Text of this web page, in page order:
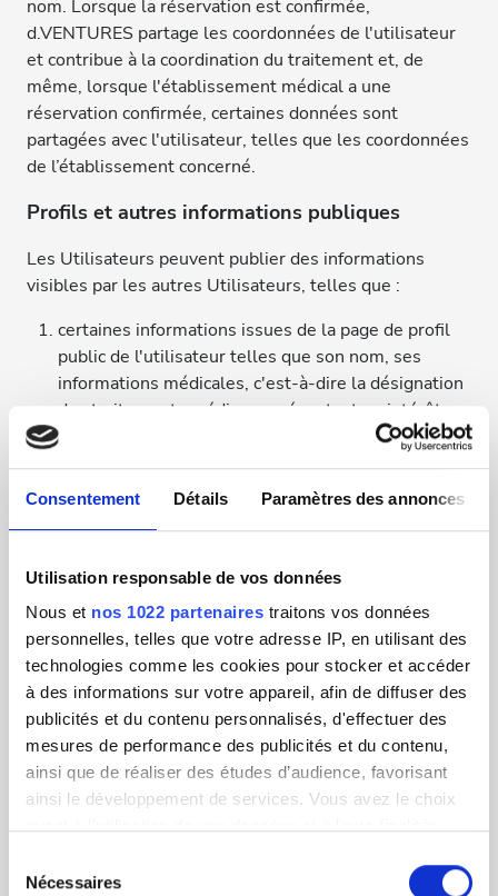
Consentement Détails Paramètres des annonces
Utilisation responsable de vos données
Nous et nos 1022 partenaires traitons vos données
personnelles, telles que votre adresse IP, en utilisant des
technologies comme les cookies pour stocker et accéder
à des informations sur votre appareil, afin de diffuser des
publicités et du contenu personnalisés, d'effectuer des
mesures de performance des publicités et du contenu,
ainsi que de réaliser des études d’audience, favorisant
ainsi le développement de services. Vous avez le choix
tout moment en consultant la Déclaration relative aux
Nécessaires
nom. Lorsque la réservation est confirmée,
d.VENTURES partage les coordonnées de l'utilisateur
et contribue à la coordination du traitement et, de
même, lorsque l'établissement médical a une
réservation confirmée, certaines données sont
partagées avec l'utilisateur, telles que les coordonnées
de l’établissement concerné.
Profils et autres informations publiques
Les Utilisateurs peuvent publier des informations
visibles par les autres Utilisateurs, telles que :
certaines informations issues de la page de profil
public de l'utilisateur telles que son nom, ses
informations médicales, c'est-à-dire la désignation
des traitements médicaux présentant un intérêt, sa
description, sa localisation, ses coordonnées et
autres ;
les pages de liste des établissements de
traitement sont accessibles publiquement et
l'établissement médical, l'emplacement, la
description du traitement, les prix du traitement, la
certification de l'établissement médical, les photos
de profil public de l'établissement médical avec ou
sans logo et toute information supplémentaire en
rapport avec ce qui est indiqué ;
après avoir effectué une réservation et un
traitement, les Utilisateurs peuvent évaluer et
auquel les autres utilisateurs connectés ont accès.